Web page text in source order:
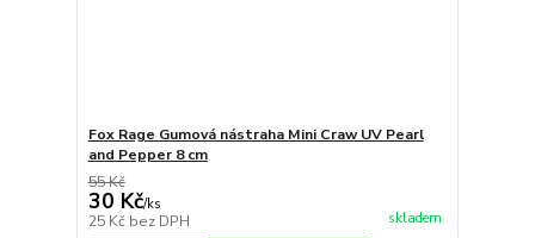
Fox Rage Gumová nástraha Mini Craw UV Pearl
and Pepper 8 cm
55 Kč
30 Kč/ks
25 Kč bez DPH skladem